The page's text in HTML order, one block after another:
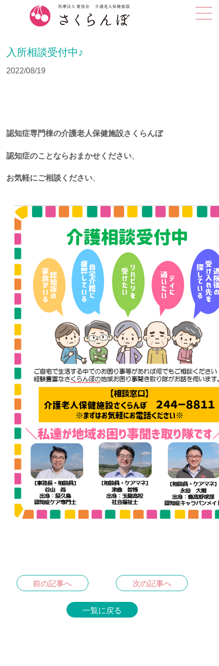
入所相談受付中♪
2022/08/19
認知症専門棟の介護老人保健施設さくらんぼ
認知症のことならおまかせください
お気軽にご相談ください。
前の記事へ 次の記事へ
一覧に戻る